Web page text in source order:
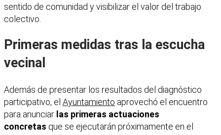
sentido de comunidad y visibilizar el valor del trabajo
colectivo.
Primeras medidas tras la escucha
vecinal
Además de presentar los resultados del diagnóstico
participativo, el Ayuntamiento aprovechó el encuentro
para anunciar las primeras actuaciones
concretas que se ejecutarán próximamente en el